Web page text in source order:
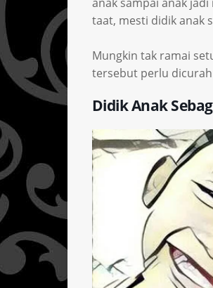
taat, mesti didik anak
Mungkin tak ramai
tersebut perlu dicurah
Didik Anak